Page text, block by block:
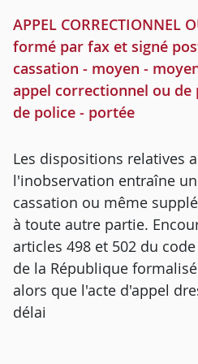
APPEL
formé par fax et signé
cassation - moyen -
appel correctionnel ou
de police - portée
Les dispositions relatives
l'inobservation entraîne
cassation ou même
à toute autre partie.
articles 498 et 502 du
de la République
alors que l'acte d'appel
délai